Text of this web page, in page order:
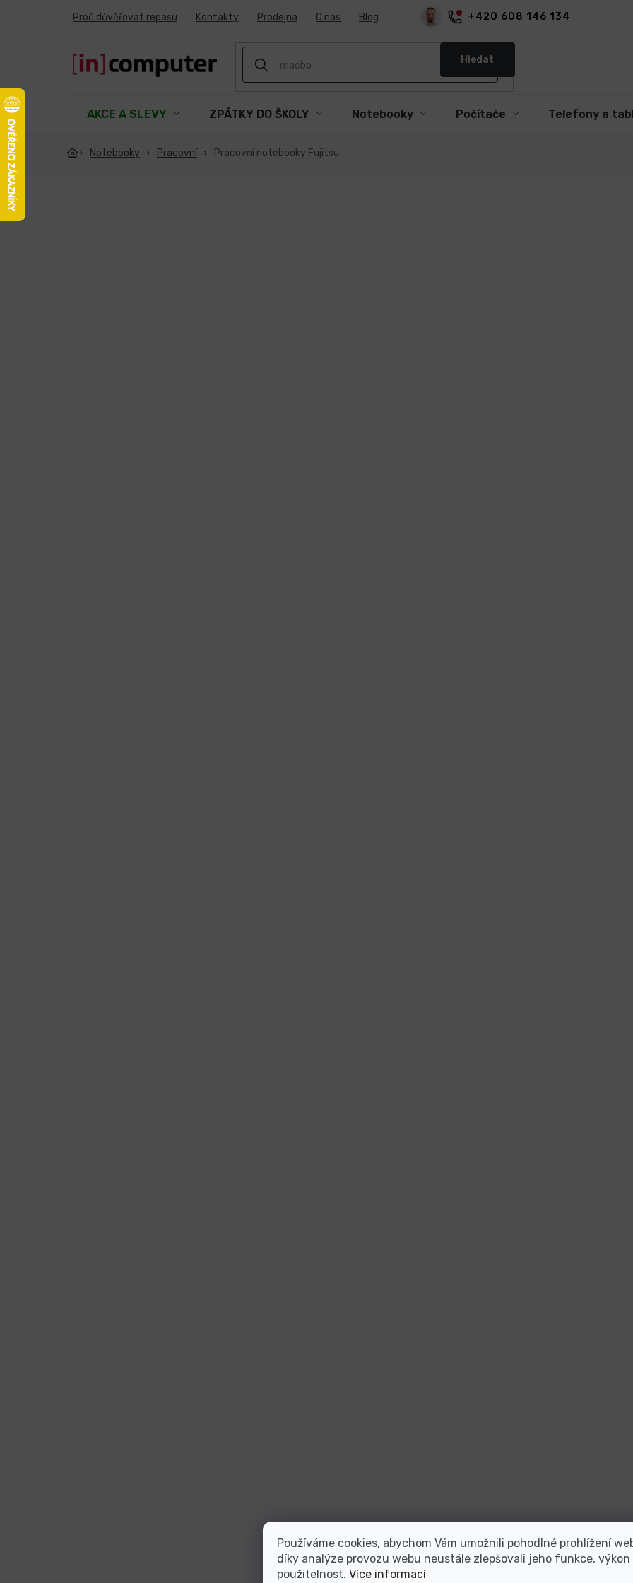
Používáme cookies, abychom Vám umožnili pohodlné prohlížení
díky analýze provozu webu neustále zlepšovali jeho funkce, výkon
použitelnost. Více informací
+420 608 146 134
Proč důvěřovat repasu Kontakty Prodejna O nás Blog
Hledat
AKCE A SLEVY ZPÁTKY DO ŠKOLY Notebooky Počítače Telefony a
Notebooky Pracovní Pracovní notebooky Fujitsu